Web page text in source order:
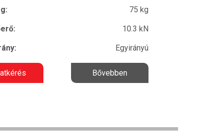
75 kg
10.3 kN
Egyirányú
Bővebben